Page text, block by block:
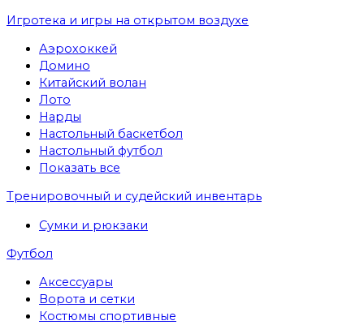
Игротека и игры на открытом воздухе
Аэрохоккей
Домино
Китайский волан
Лото
Нарды
Настольный баскетбол
Настольный футбол
Показать все
Тренировочный и судейский инвентарь
Сумки и рюкзаки
Футбол
Аксессуары
Ворота и сетки
Костюмы спортивные